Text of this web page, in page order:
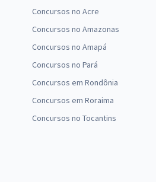
Concursos no Acre
Concursos no Amazonas
Concursos no Amapá
Concursos no Pará
Concursos em Rondônia
Concursos em Roraima
Concursos no Tocantins